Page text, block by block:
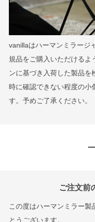
vanillaはハーマンミラージ
規品をご購入いただけるよ
ンに基づき入荷した製品を
時に確認できない程度の小
す。予めご了承ください。
ご注文前
この度はハーマンミラー
とうございます。